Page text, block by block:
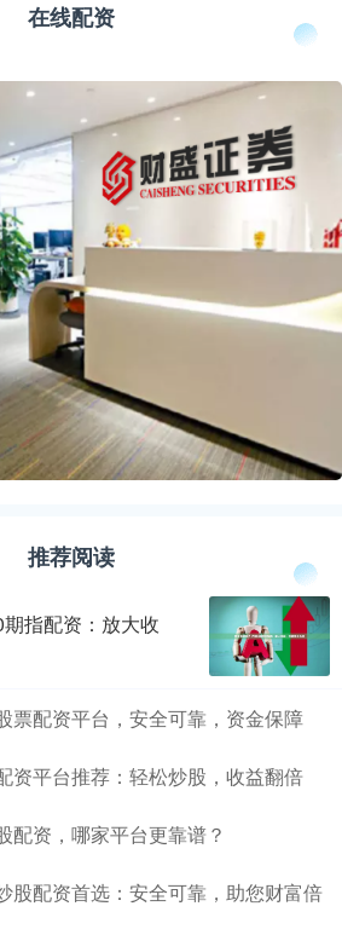
在线配资
推荐阅读
指配资：放大收
票配资平台，安全可靠，资金保障
资平台推荐：轻松炒股，收益翻倍
配资，哪家平台更靠谱？
股配资首选：安全可靠，助您财富倍